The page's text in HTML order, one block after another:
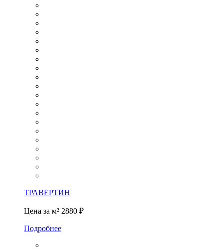
ТРАВЕРТИН
Цена за м² 2880 ₽
Подробнее